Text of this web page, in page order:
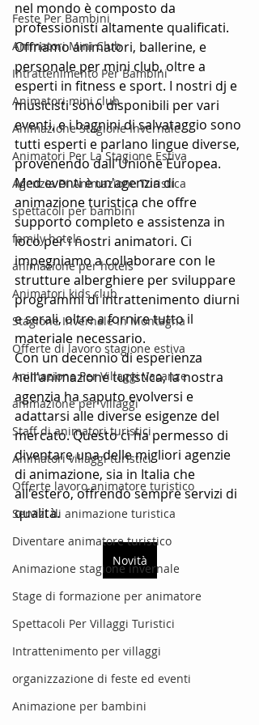
Feste Per Bambini
Animatori Mini Club
Intrattenimento Per Bambini
Animatori mini club
Animazione Stagione Invernale
Animatori Per La Stagione Estiva
Agenzia Di Animazione Turistica
spettacoli per bambini
family hotels
animazione per hotels
Animatori kids club
Stagione Invernale In Montagna
Offerte di lavoro stagione estiva
Animazione Per Villaggi Vacanze
animazione per villaggi
Staff di animatori turistici
Animatori villaggi turistici
Offerte lavoro animatore turistico
Servizi di animazione turistica
Diventare animatore turistico
Animazione stagione invernale
Stage di formazione per animatore
Spettacoli Per Villaggi Turistici
Intrattenimento per villaggi
organizzazione di feste ed eventi
Animazione per bambini
nel mondo è composto da
professionisti altamente qualificati.
Offriamo animatori, ballerine, e
personale per mini club, oltre a
esperti in fitness e sport. I nostri dj e
musicisti sono disponibili per vari
eventi, e i bagnini di salvataggio sono
tutti esperti e parlano lingue diverse,
provenendo dall'Unione Europea.
Med eventi è un'agenzia di
animazione turistica che offre
supporto completo e assistenza in
loco per i nostri animatori. Ci
impegniamo a collaborare con le
strutture alberghiere per sviluppare
programmi di intrattenimento diurni
e serali, oltre a fornire tutto il
materiale necessario.
Con un decennio di esperienza
nell'animazione turistica, la nostra
agenzia ha saputo evolversi e
adattarsi alle diverse esigenze del
mercato. Questo ci ha permesso di
diventare una delle migliori agenzie
di animazione, sia in Italia che
all'estero, offrendo sempre servizi di
qualità.
Novità